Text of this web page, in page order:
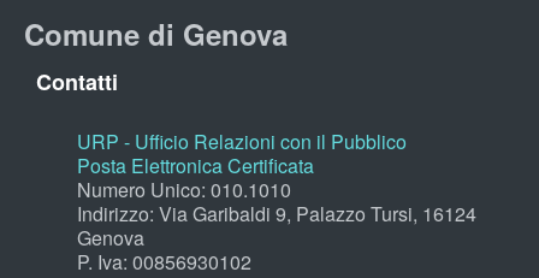
Comune di Genova
Contatti
URP - Ufficio Relazioni con il Pubblico
Posta Elettronica Certificata
Numero Unico: 010.1010
Indirizzo: Via Garibaldi 9, Palazzo Tursi, 16124
Genova
P. Iva: 00856930102